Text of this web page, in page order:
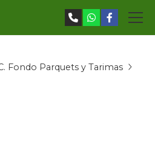
Fondo Parquets y Tarimas